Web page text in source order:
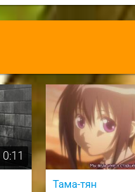
0:11
Тама-тян